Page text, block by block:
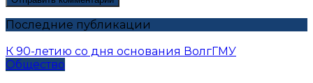
Последние публикации
К 90-летию со дня основания ВолгГМУ
Общество